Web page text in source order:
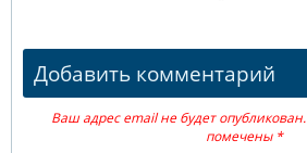
Добавить комментарий
Ваш адрес email не будет опубликован.
помечены *